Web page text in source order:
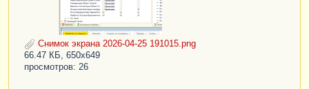
Снимок экрана 2026-04-25 191015.png
66.47 КБ, 650x649
просмотров: 26